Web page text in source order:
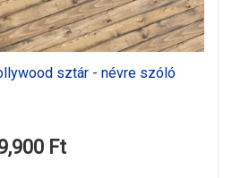
sztár - névre szóló
Ft